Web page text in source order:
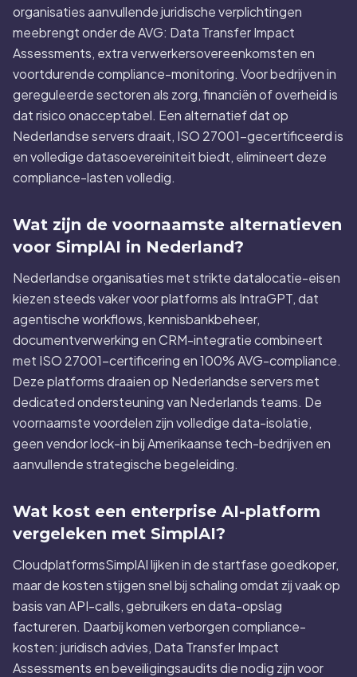
organisaties aanvullende juridische verplichtingen
meebrengt onder de AVG: Data Transfer Impact
Assessments, extra verwerkersovereenkomsten en
voortdurende compliance-monitoring. Voor bedrijven in
gereguleerde sectoren als zorg, financiën of overheid is
dat risico onacceptabel. Een alternatief dat op
Nederlandse servers draait, ISO 27001-gecertificeerd is
en volledige datasoevereiniteit biedt, elimineert deze
compliance-lasten volledig.
Wat zijn de voornaamste alternatieven
voor SimplAI in Nederland?
Nederlandse organisaties met strikte datalocatie-eisen
kiezen steeds vaker voor platforms als IntraGPT, dat
agentische workflows, kennisbankbeheer,
documentverwerking en CRM-integratie combineert
met ISO 27001-certificering en 100% AVG-compliance.
Deze platforms draaien op Nederlandse servers met
dedicated ondersteuning van Nederlands teams. De
voornaamste voordelen zijn volledige data-isolatie,
geen vendor lock-in bij Amerikaanse tech-bedrijven en
aanvullende strategische begeleiding.
Wat kost een enterprise AI-platform
vergeleken met SimplAI?
CloudplatformsSimplAI lijken in de startfase goedkoper,
maar de kosten stijgen snel bij schaling omdat zij vaak op
basis van API-calls, gebruikers en data-opslag
factureren. Daarbij komen verborgen compliance-
kosten: juridisch advies, Data Transfer Impact
Assessments en beveiligingsaudits die nodig zijn voor